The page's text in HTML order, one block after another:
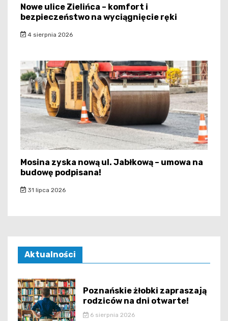
Nowe ulice Zielińca – komfort i
bezpieczeństwo na wyciągnięcie ręki
4 sierpnia 2026
Mosina zyska nową ul. Jabłkową – umowa na
budowę podpisana!
31 lipca 2026
Aktualności
Poznańskie żłobki zapraszają
rodziców na dni otwarte!
6 sierpnia 2026